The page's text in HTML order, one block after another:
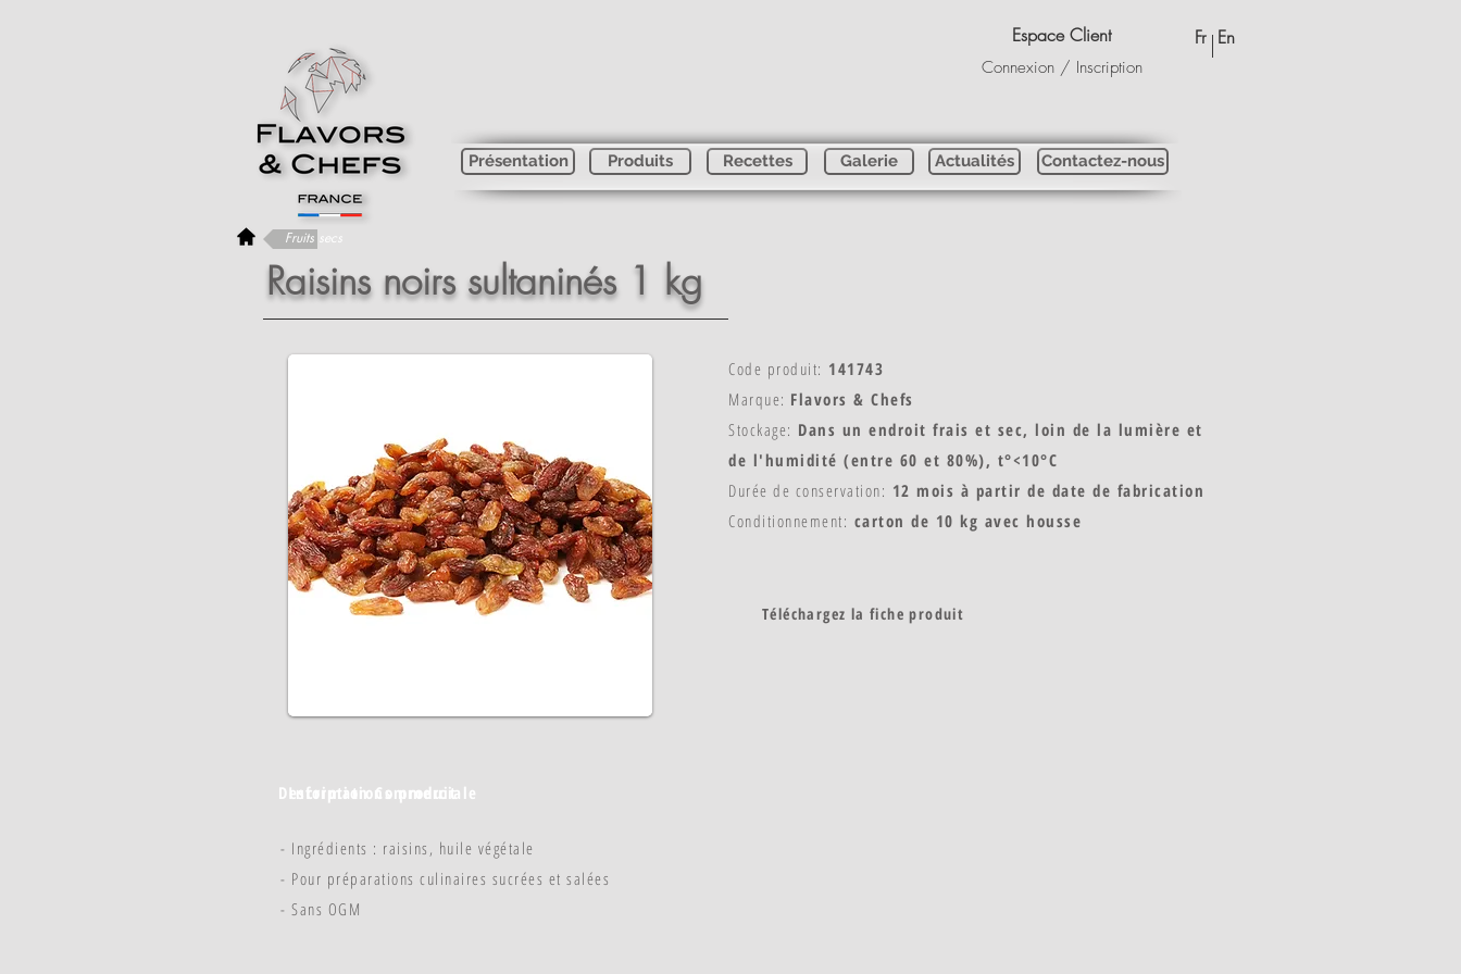
Fr En
Raisins noirs sultaninés 1 kg
Connexion / Inscription
Espace Client
Contactez-nous
Actualités
Galerie
Recettes
Produits
Présentation
Fruits secs
Description Commerciale
Informations produit
Code produit: 141743
Marque: Flavors & Chefs
Stockage: Dans un endroit frais et sec, loin de la lumière et
de l'humidité (entre 60 et 80%), t°<10°C
Durée de conservation: 12 mois à partir de date de fabrication
Conditionnement: carton de 10 kg avec housse
Téléchargez la fiche produit
- Ingrédients : raisins, huile végétale
- Pour préparations culinaires sucrées et salées
- Sans OGM